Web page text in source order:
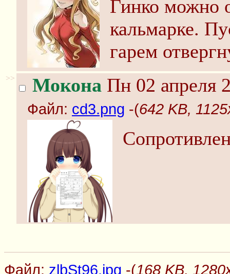
Гинко можно
кальмарке.
гарем
>> Мокона Пн 02 апреля
Файл: cd3.png -(642 KB,
Файл: zlbSt96.jpg -(168 KB,